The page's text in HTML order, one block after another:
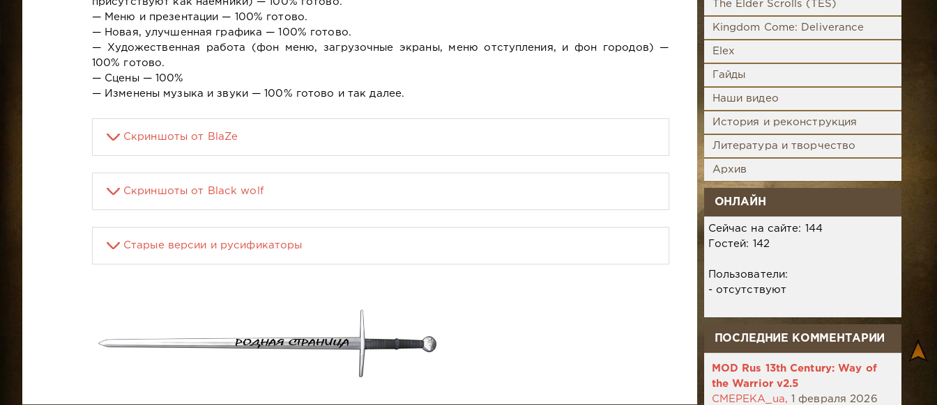
— Меню и презентации — 100% готово.
— Новая, улучшенная графика — 100% готово.
— Художественная работа (фон меню, загрузочные экраны, меню отступления, и фон городов) —
100% готово.
— Сцены — 100%
— Изменены музыка и звуки — 100% готово и так далее.
Скриншоты от BlaZe
Скриншоты от Black wolf
Старые версии и русификаторы
The Elder Scrolls (TES)
Kingdom Come: Deliverance
Elex
Гайды
Наши видео
История и реконструкция
Литература и творчество
Архив
ОНЛАЙН
Сейчас на сайте: 144
Гостей: 142
Пользователи:
- отсутствуют
ПОСЛЕДНИЕ КОММЕНТАРИИ
MOD Rus 13th Century: Way of
the Warrior v2.5
CMEPEKA_ua,
1 февраля 2026